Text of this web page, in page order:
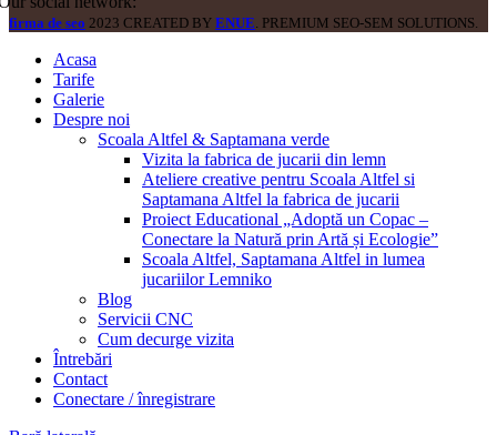
firma de seo 2023 CREATED BY ENUE. PREMIUM SEO-SEM SOLUTIONS.
Acasa
Tarife
Galerie
Despre noi
Scoala Altfel & Saptamana verde
Vizita la fabrica de jucarii din lemn
Ateliere creative pentru Scoala Altfel si
Saptamana Altfel la fabrica de jucarii
Proiect Educational „Adoptă un Copac –
Conectare la Natură prin Artă și Ecologie”
Scoala Altfel, Saptamana Altfel in lumea
jucariilor Lemniko
Blog
Servicii CNC
Cum decurge vizita
Întrebări
Contact
Conectare / înregistrare